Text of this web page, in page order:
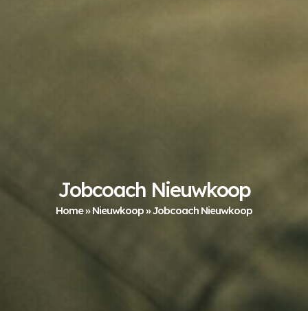
Jobcoach Nieuwkoop
Home»Nieuwkoop»Jobcoach Nieuwkoop